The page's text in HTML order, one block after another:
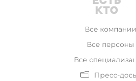
Все компании
Все персоны
Все
Пресс-